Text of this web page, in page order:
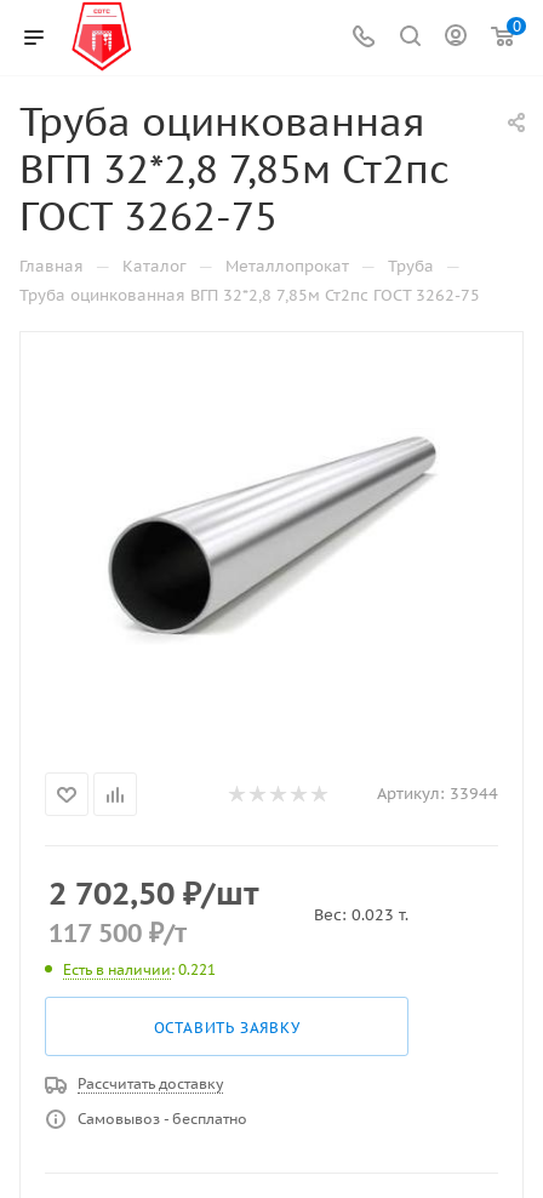
0
Труба оцинкованная
ВГП 32*2,8 7,85м Ст2пс
ГОСТ 3262-75
Главная — Каталог — Металлопрокат — Труба —
Труба оцинкованная ВГП 32*2,8 7,85м Ст2пс ГОСТ 3262-75
Артикул: 33944
2 702,50 ₽/шт
117 500 ₽/т
Есть в наличии: 0.221
ОСТАВИТЬ ЗАЯВКУ
Вес: 0.023 т.
Рассчитать доставку
Самовывоз - бесплатно